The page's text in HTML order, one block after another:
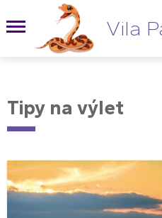
Vila
Tipy na výlet